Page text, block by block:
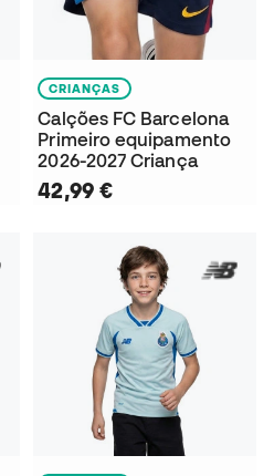
CRIANÇAS
Calções FC Barcelona
Primeiro equipamento
2026-2027 Criança
42,99 €